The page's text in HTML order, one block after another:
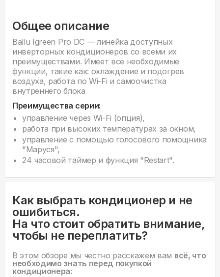
Общее описание
Ballu Igreen Pro DC — линейка доступных
инверторных кондиционеров со всеми их
преимуществами. Имеет все необходимые
функции, такие как: охлаждение и подогрев
воздуха, работа по Wi-Fi и самоочистка
внутреннего блока
Преимущества серии:
управление через Wi-Fi (опция),
работа при высоких температурах за окном,
управление с помощью голосового помощника
"Маруся",
24 часовой таймер и функция "Restart".
Как выбрать кондиционер и не
ошибиться.
На что стоит обратить внимание,
чтобы не переплатить?
В этом обзоре мы честно расскажем вам всё, что
необходимо знать перед покупкой
кондиционера: